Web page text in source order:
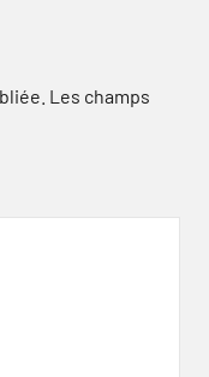
Les champs